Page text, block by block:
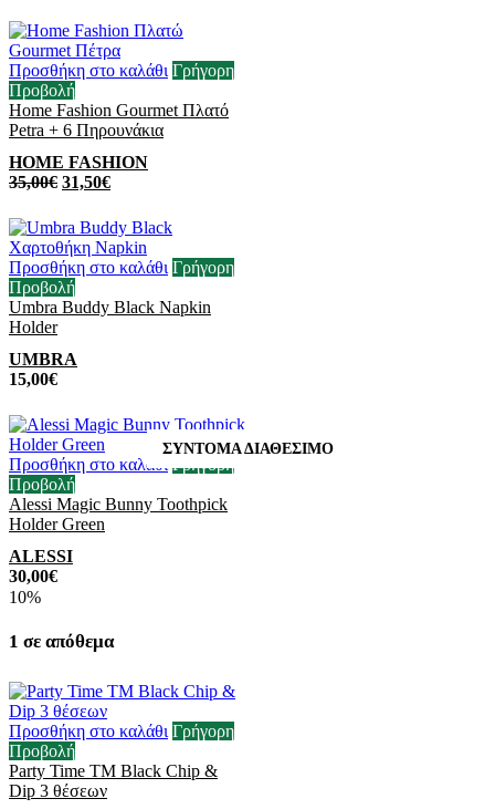
Προσθήκη στο καλάθι Γρήγορη
Προβολή
Home Fashion Gourmet Πλατό
Petra + 6 Πηρουνάκια
HOME FASHION
35,00€ 31,50€
Προσθήκη στο καλάθι Γρήγορη
Προβολή
Umbra Buddy Black Napkin
Holder
UMBRA
15,00€
Προσθήκη στο καλάθι Γρήγορη
Προβολή
Alessi Magic Bunny Toothpick
Holder Green
ALESSI
30,00€
10%
1 σε απόθεμα
Προσθήκη στο καλάθι Γρήγορη
Προβολή
Party Time TM Black Chip &
Dip 3 θέσεων